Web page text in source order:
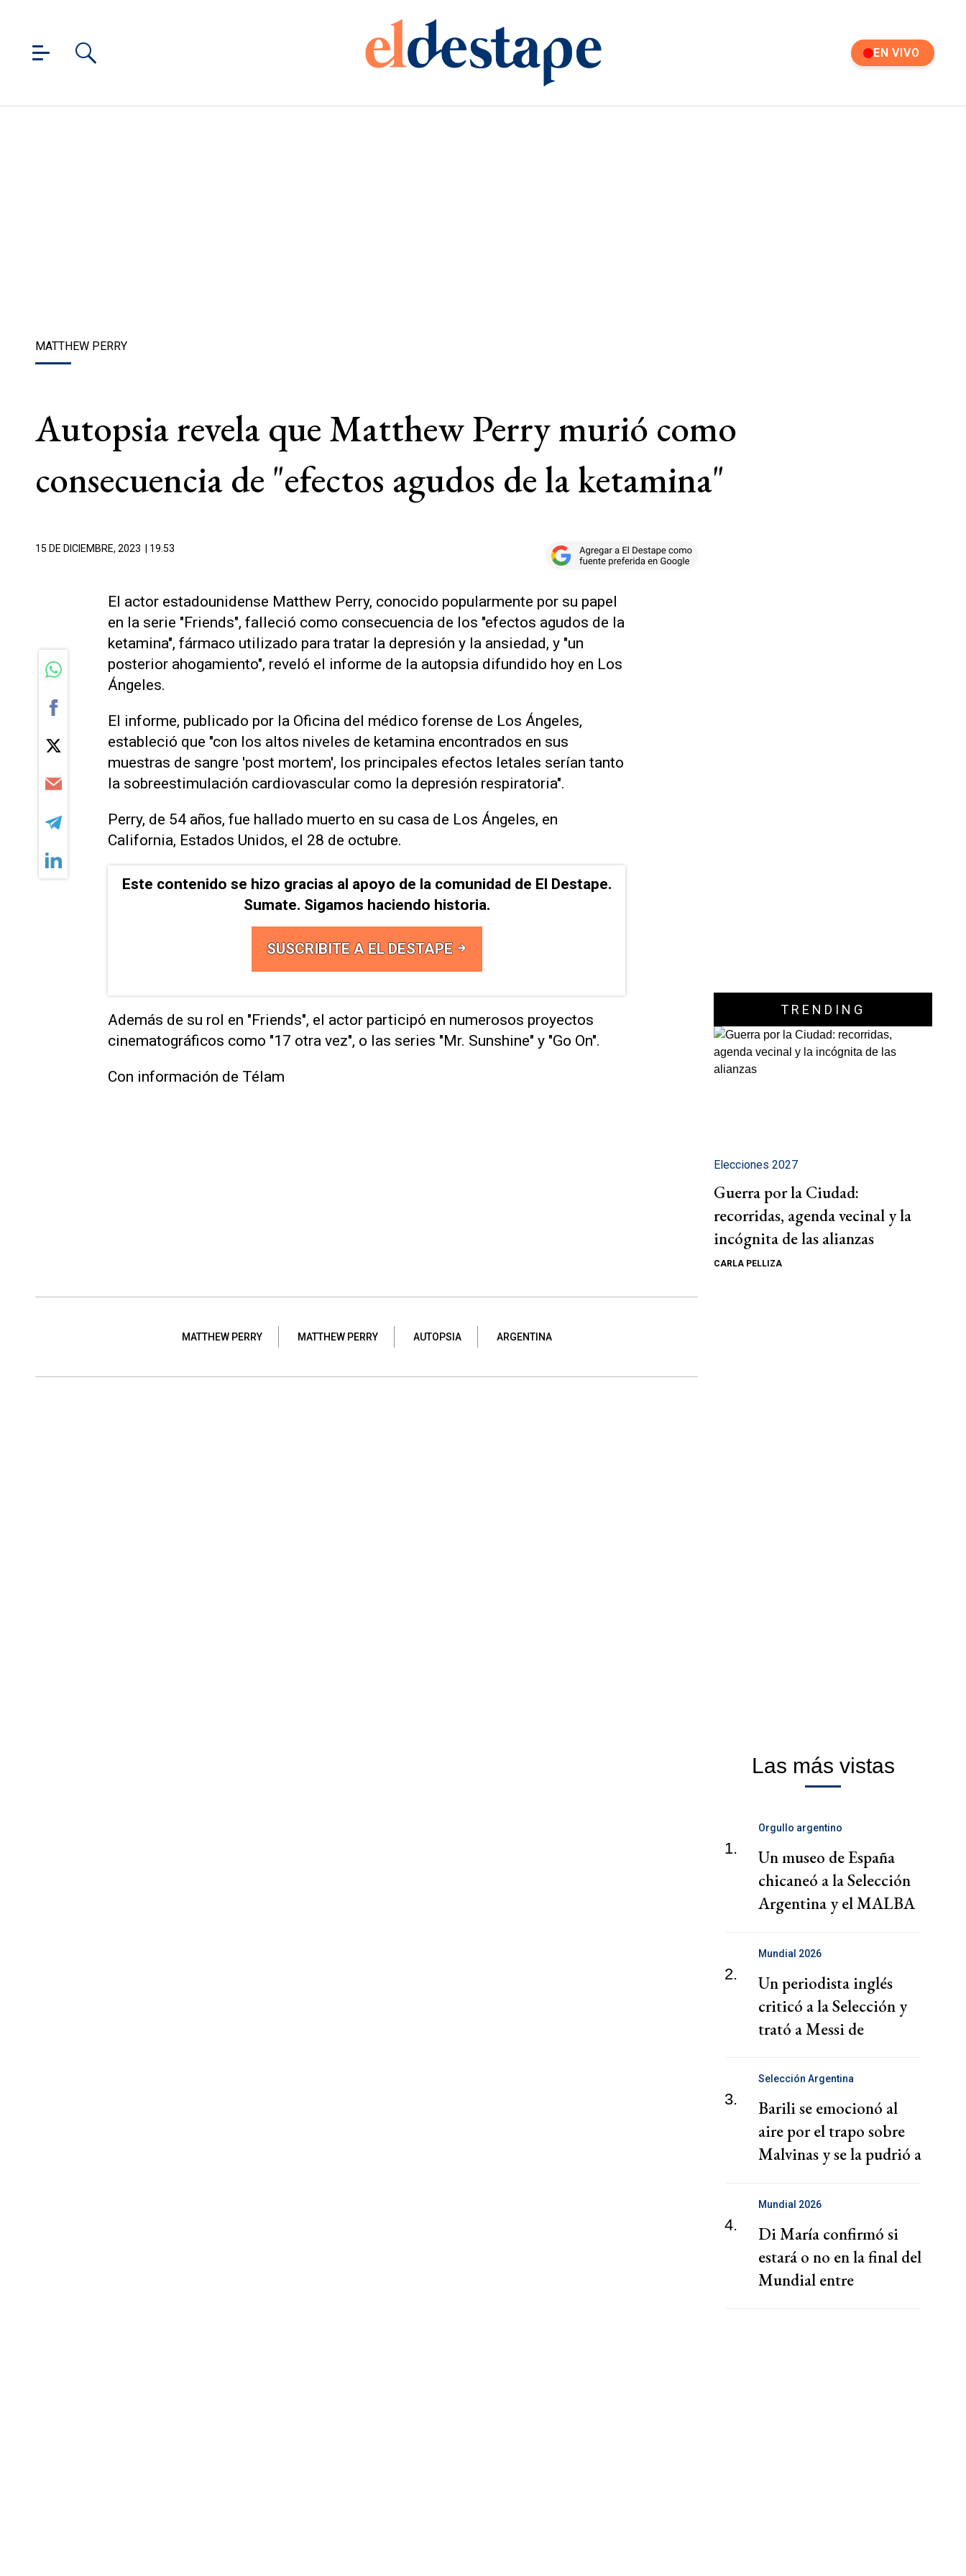
EN VIVO
MATTHEW PERRY
Autopsia revela que Matthew Perry murió como
consecuencia de "efectos agudos de la ketamina"
15 DE DICIEMBRE, 2023 | 19.53
El actor estadounidense Matthew Perry, conocido popularmente por su papel
en la serie "Friends", falleció como consecuencia de los "efectos agudos de la
ketamina", fármaco utilizado para tratar la depresión y la ansiedad, y "un
posterior ahogamiento", reveló el informe de la autopsia difundido hoy en Los
Ángeles.
El informe, publicado por la Oficina del médico forense de Los Ángeles,
estableció que "con los altos niveles de ketamina encontrados en sus
muestras de sangre 'post mortem', los principales efectos letales serían tanto
la sobreestimulación cardiovascular como la depresión respiratoria".
Perry, de 54 años, fue hallado muerto en su casa de Los Ángeles, en
California, Estados Unidos, el 28 de octubre.
Este contenido se hizo gracias al apoyo de la comunidad de El Destape.
Sumate. Sigamos haciendo historia.
SUSCRIBITE A EL DESTAPE
Además de su rol en "Friends", el actor participó en numerosos proyectos
cinematográficos como "17 otra vez", o las series "Mr. Sunshine" y "Go On".
Con información de Télam
MATTHEW PERRY MATTHEW PERRY AUTOPSIA ARGENTINA
TRENDING
Elecciones 2027
Guerra por la Ciudad:
recorridas, agenda vecinal y la
incógnita de las alianzas
CARLA PELLIZA
Las más vistas
1.
Orgullo argentino
Un museo de España
chicaneó a la Selección
Argentina y el MALBA
2.
Mundial 2026
Un periodista inglés
criticó a la Selección y
trató a Messi de
3.
Selección Argentina
Barili se emocionó al
aire por el trapo sobre
Malvinas y se la pudrió a
4.
Mundial 2026
Di María confirmó si
estará o no en la final del
Mundial entre